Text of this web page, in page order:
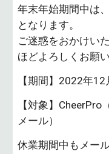
年末年始期間中は
となります。
ご迷惑をおかけい
ほどよろしくお願
【期間】2022年
【対象】
メール）
休業期間中もメー